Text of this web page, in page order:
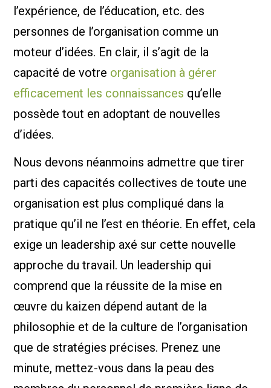
l’expérience, de l’éducation, etc. des
personnes de l’organisation comme un
moteur d’idées. En clair, il s’agit de la
capacité de votre organisation à gérer
efficacement les connaissances qu’elle
possède tout en adoptant de nouvelles
d’idées.
Nous devons néanmoins admettre que tirer
parti des capacités collectives de toute une
organisation est plus compliqué dans la
pratique qu’il ne l’est en théorie. En effet, cela
exige un leadership axé sur cette nouvelle
approche du travail. Un leadership qui
comprend que la réussite de la mise en
œuvre du kaizen dépend autant de la
philosophie et de la culture de l’organisation
que de stratégies précises. Prenez une
minute, mettez-vous dans la peau des